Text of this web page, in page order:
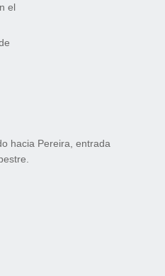
el
hacia Pereira, entrada